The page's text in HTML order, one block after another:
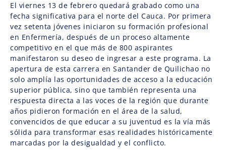
El viernes 13 de febrero quedará grabado como una
fecha significativa para el norte del Cauca. Por primera
vez setenta jóvenes iniciaron su formación profesional
en Enfermería, después de un proceso altamente
competitivo en el que más de 800 aspirantes
manifestaron su deseo de ingresar a este programa. La
apertura de esta carrera en Santander de Quilichao no
solo amplía las oportunidades de acceso a la educación
superior pública, sino que también representa una
respuesta directa a las voces de la región que durante
años pidieron formación en el área de la salud,
convencidos de que educar a su juventud es la vía más
sólida para transformar esas realidades históricamente
marcadas por la desigualdad y el conflicto.